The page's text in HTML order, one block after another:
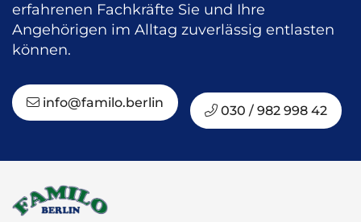
erfahrenen Fachkräfte Sie und Ihre
Angehörigen im Alltag zuverlässig entlasten
können.
info@familo.berlin
030 / 982 998 42